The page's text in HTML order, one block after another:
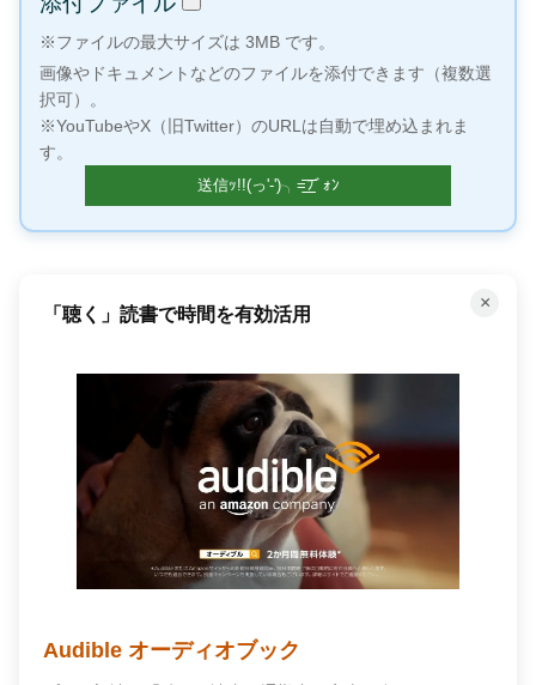
※ファイルの最大サイズは 3MB です。
画像やドキュメントなどのファイルを添付できます（複数選
択可）。
※YouTubeやX（旧Twitter）のURLは自動で埋め込まれま
す。
×
何百万もの曲が聴き放題！
Amazon Music Unlimited